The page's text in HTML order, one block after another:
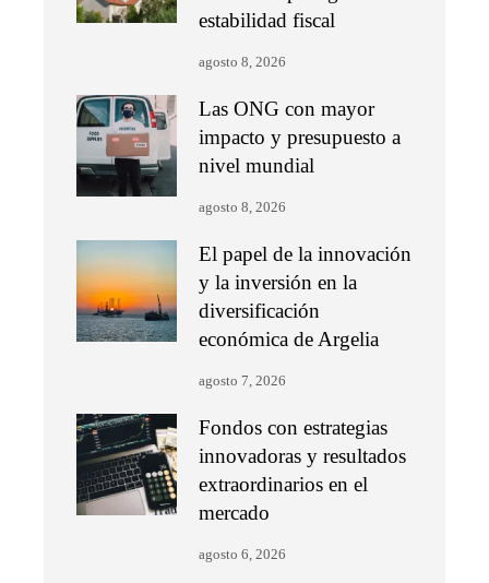
estabilidad fiscal
agosto 8, 2026
Las ONG con mayor
impacto y presupuesto a
nivel mundial
agosto 8, 2026
El papel de la innovación
y la inversión en la
diversificación
económica de Argelia
agosto 7, 2026
Fondos con estrategias
innovadoras y resultados
extraordinarios en el
mercado
agosto 6, 2026